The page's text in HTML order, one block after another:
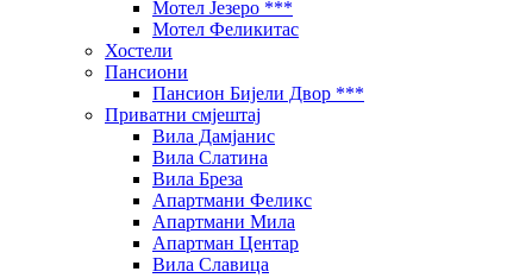
Мотел Језеро ***
Мотел Феликитас
Хостели
Пансиони
Пансион Бијели Двор ***
Приватни смјештај
Вила Дамјанис
Вила Слатина
Вила Бреза
Апартмани Феликс
Апартмани Мила
Апартман Центар
Вила Славица